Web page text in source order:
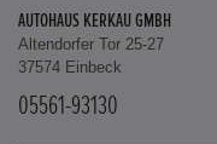
AUTOHAUS KERKAU GMBH
Altendorfer Tor 25-27
37574 Einbeck
05561-93130